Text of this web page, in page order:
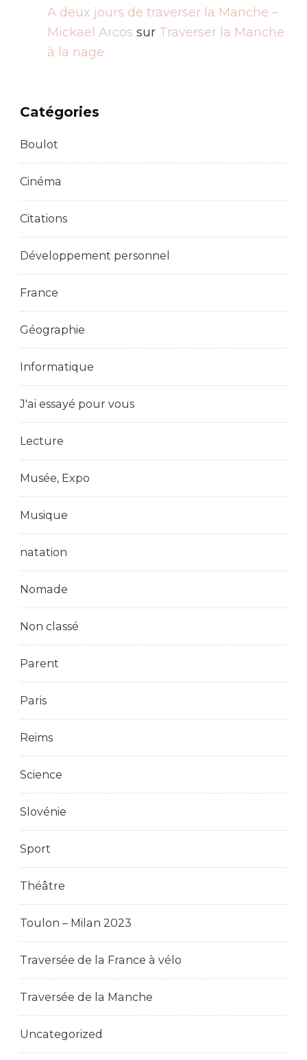
A deux jours de traverser la Manche –
Mickaël Arcos sur Traverser la Manche
à la nage
Catégories
Boulot
Cinéma
Citations
Développement personnel
France
Géographie
Informatique
J'ai essayé pour vous
Lecture
Musée, Expo
Musique
natation
Nomade
Non classé
Parent
Paris
Reims
Science
Slovénie
Sport
Théâtre
Toulon – Milan 2023
Traversée de la France à vélo
Traversée de la Manche
Uncategorized